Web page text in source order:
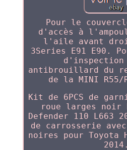
Pour le
d'accès à
l'aile avant
3Series E91 E90.
d'inspection
antibrouillard du
de la MINI R55/
Kit de 6PCS de
roue larges
Defender 110 L663
de carrosserie
noires pour Toyota
2014.